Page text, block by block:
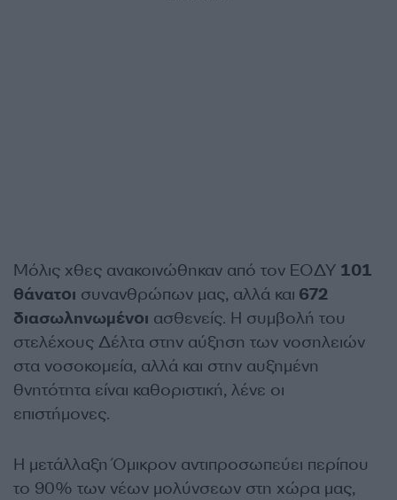
Μόλις χθες ανακοινώθηκαν από τον ΕΟΔΥ 101
θάνατοι συνανθρώπων μας, αλλά και 672
διασωληνωμένοι ασθενείς. Η συμβολή του
στελέχους Δέλτα στην αύξηση των νοσηλειών
στα νοσοκομεία, αλλά και στην αυξημένη
θνητότητα είναι καθοριστική, λένε οι
επιστήμονες.
Η μετάλλαξη Όμικρον αντιπροσωπεύει περίπου
το 90% των νέων μολύνσεων στη χώρα μας,